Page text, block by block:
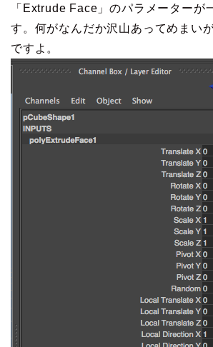
「Extrude Face」のパラメーターが
す。何がなんだか沢山あってめまい
ですよ。